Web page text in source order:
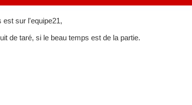
est sur l'equipe21,
de taré, si le beau temps est de la partie.